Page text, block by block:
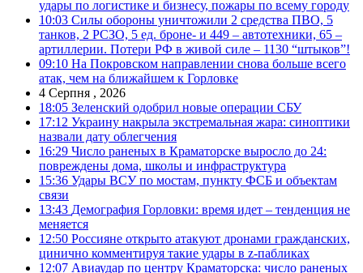
удары по логистике и бизнесу, пожары по всему городу
10:03 Силы обороны уничтожили 2 средства ПВО, 5
танков, 2 РСЗО, 5 ед. броне- и 449 – автотехники, 65 –
артиллерии. Потери РФ в живой силе – 1130 “штыков”!
09:10 На Покровском направлении снова больше всего
атак, чем на ближайшем к Горловке
4 Серпня , 2026
18:05 Зеленский одобрил новые операции СБУ
17:12 Украину накрыла экстремальная жара: синоптики
назвали дату облегчения
16:29 Число раненых в Краматорске выросло до 24:
повреждены дома, школы и инфраструктура
15:36 Удары ВСУ по мостам, пункту ФСБ и объектам
связи
13:43 Демография Горловки: время идет – тенденция не
меняется
12:50 Россияне открыто атакуют дронами гражданских,
цинично комментируя такие удары в z-пабликах
12:07 Авиаудар по центру Краматорска: число раненых